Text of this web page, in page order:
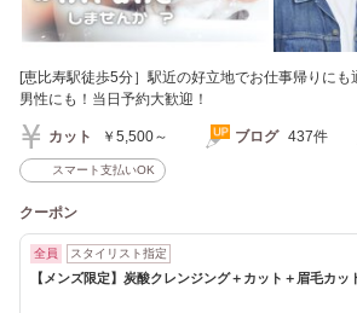
[恵比寿駅徒歩5分］駅近の好立地でお仕事帰りにも
男性にも！当日予約大歓迎！
カット ￥5,500～ ブログ 437件
スマート支払いOK
クーポン
全員 スタイリスト指定
【メンズ限定】炭酸クレンジング＋カット＋眉毛カ